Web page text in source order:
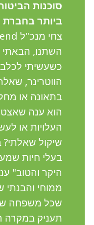
סוכנות
ביותר בחברת
השתנו,
כשעשיתי
הווטרינר,
בתאונה או
הוא ענה
העלויות או
שיקול
בעלי חיות
היקר והטוב"
ממוחי והבנתי
שכל משפחה
תעניק במקרה